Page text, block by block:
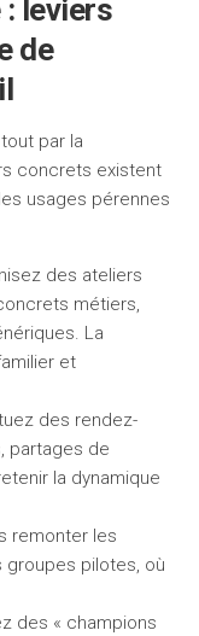
leviers
de
par la
concrets existent
usages pérennes
des ateliers
métiers,
La
et
des rendez-
partages de
la dynamique
remonter les
groupes pilotes, où
des « champions